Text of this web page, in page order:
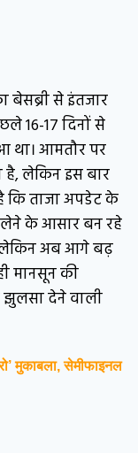
से इंतजार
16-17 दिनों से
था। आमतौर पर
है, लेकिन इस बार
कि ताजा अपडेट के
लेने के आसार बन रहे
लेकिन अब आगे बढ़
मानसून की
झुलसा देने वाली
मुकाबला, सेमीफाइनल